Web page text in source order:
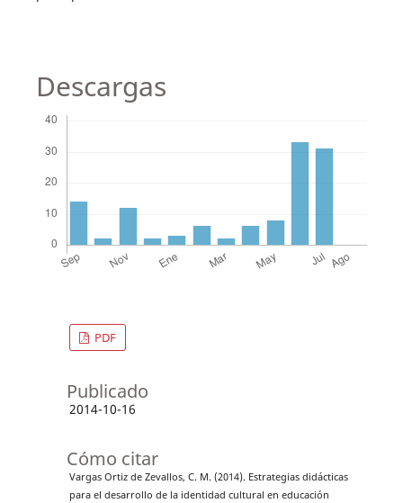
Descargas
PDF
Publicado
2014-10-16
Cómo citar
Vargas Ortiz de Zevallos, C. M. (2014). Estrategias didácticas
para el desarrollo de la identidad cultural en educación